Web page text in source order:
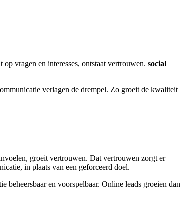
op vragen en interesses, ontstaat vertrouwen. social
verlagen de drempel. Zo groeit de kwaliteit
groeit vertrouwen. Dat vertrouwen zorgt er
in plaats van een geforceerd doel.
en voorspelbaar. Online leads groeien dan